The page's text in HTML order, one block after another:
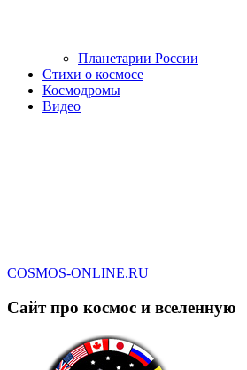
Планетарии России
Стихи о космосе
Космодромы
Видео
COSMOS-ONLINE.RU
Сайт про космос и вселенную